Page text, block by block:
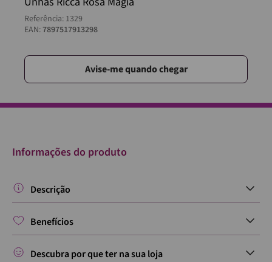
Referência: 1329
EAN:7897517913298
Avise-me quando chegar
Informações do produto
Descrição
Benefícios
Descubra por que ter na sua loja